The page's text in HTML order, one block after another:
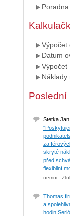
Výpočet
Datum
Výpočet
Náklady
Poslední
Stetka
za
skryté
před
flexibilní
nemoc:
Thomas
a